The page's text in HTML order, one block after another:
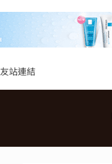
友站連結